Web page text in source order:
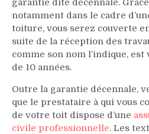
garantie dite décennale.
notamment dans le cadre
toiture, vous serez couverte
suite de la réception des
comme son nom l’indique,
de 10 années.
Outre la garantie décennale,
que le prestataire à qui vous
de votre toit dispose d’une
civile professionnelle. Les